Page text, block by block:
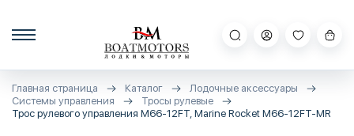
Главная страница Каталог
Лодочные аксессуары
Системы управления
Тросы рулевые
Трос рулевого управления M66-12FT, Marine Rocket M66-12FT-MR